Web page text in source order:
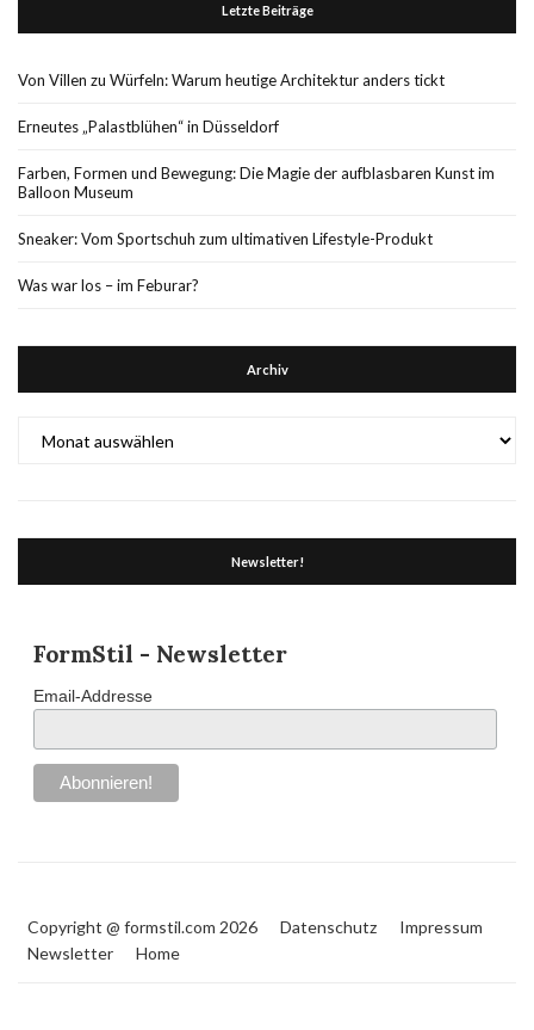
Letzte Beiträge
Von Villen zu Würfeln: Warum heutige Architektur anders tickt
Erneutes „Palastblühen“ in Düsseldorf
Farben, Formen und Bewegung: Die Magie der aufblasbaren Kunst im
Balloon Museum
Sneaker: Vom Sportschuh zum ultimativen Lifestyle-Produkt
Was war los – im Feburar?
Archiv
Newsletter!
FormStil - Newsletter
Email-Addresse
Copyright @ formstil.com 2026 Datenschutz
Impressum
Newsletter
Home